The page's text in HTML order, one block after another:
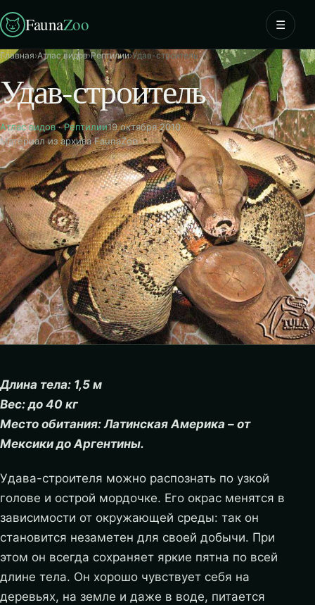
FaunaZoo ☰
Главная›Атлас видов›Рептилии›Удав-строитель
Удав-строитель
Атлас видов·Рептилии19 октября 2010
Материал из архива FaunaZoo
Длина тела: 1,5 м
Вес: до 40 кг
Место обитания: Латинская Америка – от
Мексики до Аргентины.
Удава-строителя можно распознать по узкой
голове и острой мордочке. Его окрас менятся в
зависимости от окружающей среды: так он
становится незаметен для своей добычи. При
этом он всегда сохраняет яркие пятна по всей
длине тела. Он хорошо чувствует себя на
деревьях, на земле и даже в воде, питается